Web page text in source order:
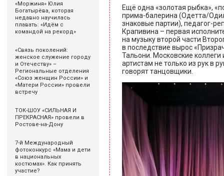
«Моржиня» Юлия
Богатырёва, которая
недавно научилась
плавать: «Идём с
командой на рекорд»
«Связь поколений:
женское служение городу
и Отечеству» –
Региональные отделения
«Союз женщин России» и
«Матери России» провели
встречу
ТОК-ШОУ «СИЛЬНАЯ И
ПРЕКРАСНАЯ» провели в
Ростове-на-Дону
7-й Международный
фотоконкурс «Мама и дети
в национальных
костюмах». Как принять
участие?
Ещё одна «золотая рыбка»,
прима-балерина (Одетта/
знаковые партии), педагог-
Крапивина – первая
на музыку второй части
в последствие вырос
Тальони. Московские
артистам не только из рук в
говорят танцовщики.